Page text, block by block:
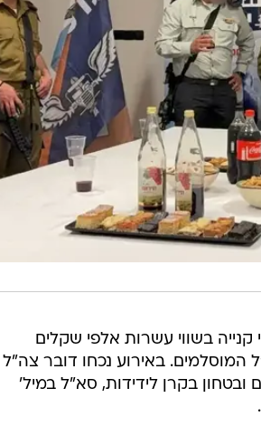
קנייה בשווי עשרות אלפי שקלים
המוסלמים. באירוע נכחו דובר צה"ל
ומנהל מחלקת חירום ובטחון בקרן לידידות, סא"ל במיל'